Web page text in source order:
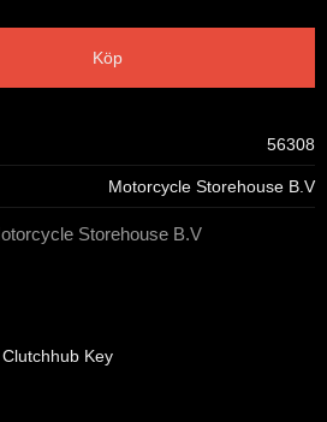
Köp
56308
Motorcycle Storehouse B.V
Storehouse B.V
Clutchhub Key